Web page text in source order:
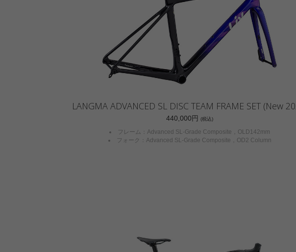
LANGMA ADVANCED SL DISC TEAM FRAME SET (New
440,000円 (税込)
フレーム：Advanced SL-Grade Composite，OLD142mm
フォーク：Advanced SL-Grade Composite，OD2 Column